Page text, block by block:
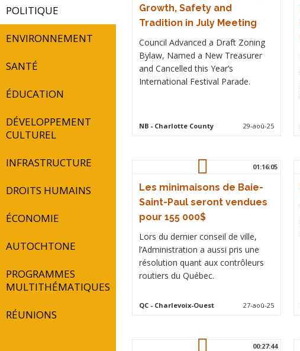
POLITIQUE
ENVIRONNEMENT
SANTÉ
ÉDUCATION
DÉVELOPPEMENT
CULTUREL
INFRASTRUCTURE
DROITS HUMAINS
ÉCONOMIE
AUTOCHTONE
PROGRAMMES
MULTITHÉMATIQUES
RÉUNIONS
Growth, Safety and
Tradition in July Meeting
Council Advanced a Draft Zoning
Bylaw, Named a New Treasurer
and Cancelled this Year’s
International Festival Parade.
NB- Charlotte County 29-aoû-25
01:16:05
Les minimaisons de Baie-
Saint-Paul seront vendues
pour 155 000$
Lors du dernier conseil de ville,
l’Administration a aussi pris une
résolution quant aux contrôleurs
routiers du Québec.
QC- Charlevoix-Ouest 27-aoû-25
00:27:44